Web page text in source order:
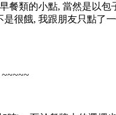
類的小點, 當然是以
很餓, 我跟朋友只點了